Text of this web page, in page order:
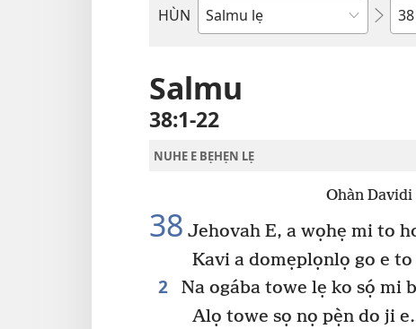
HÙN
Bible
Weta
Salmu
38:1-22
NUHE E BẸHẸN LẸ
Ohàn
38 Jehovah E, a wọhẹ mi to
Kavi a domẹplọnlọ go e
2
Na ogába towe lẹ ko sọ́ mi
Alọ towe sọ nọ pẹ̀n do ji e.